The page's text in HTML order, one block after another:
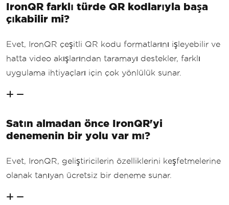
IronQR farklı türde QR kodlarıyla başa
çıkabilir mi?
Evet, IronQR çeşitli QR kodu formatlarını işleyebilir ve
hatta video akışlarından taramayı destekler, farklı
uygulama ihtiyaçları için çok yönlülük sunar.
Satın almadan önce IronQR'yi
denemenin bir yolu var mı?
Evet, IronQR, geliştiricilerin özelliklerini keşfetmelerine
olanak tanıyan ücretsiz bir deneme sunar.